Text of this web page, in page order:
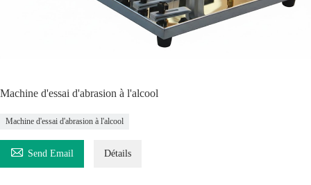
Machine d'essai d'abrasion à l'alcool
Machine d'essai d'abrasion à l'alcool
 Send Email Détails